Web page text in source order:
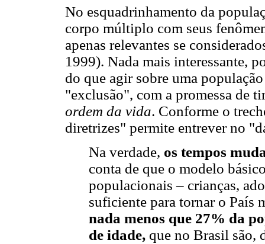
No esquadrinhamento da
corpo múltiplo com seus
apenas relevantes se
1999). Nada mais interessante,
do que agir sobre uma
"exclusão", com a promessa de
ordem da vida. Conforme o
diretrizes" permite entrever no
Na verdade, os tempos
conta de que o modelo
populacionais – crianças,
suficiente para tornar o País
nada menos que 27% da
de idade, que no Brasil são,